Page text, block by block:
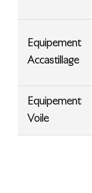
Equipement
Accastillage
Equipement
Voile